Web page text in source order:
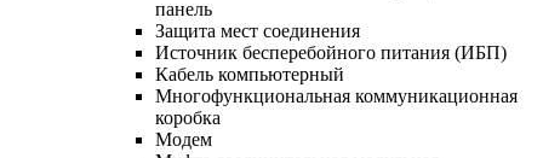
панель
Защита мест соединения
Источник бесперебойного питания (ИБП)
Кабель компьютерный
Многофункциональная коммуникационная
коробка
Модем